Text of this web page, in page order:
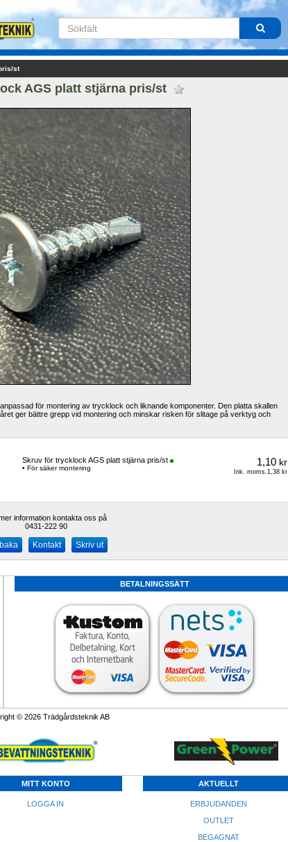
st
AGS platt stjärna pris/st
för montering av trycklock och liknande komponenter. Den platta skallen
ger bättre grepp vid montering och minskar risken för slitage på verktyg och
Skruv för trycklock AGS platt stjärna pris/st
• För säker montering
1,10kr
Ink. moms.1,38 kr
information kontakta oss på
0431-222 90
Kontakt Skriv ut
BETALNINGSSÄTT
© 2026 Trädgårdsteknik AB
MITT KONTO
LOGGA IN
AKTUELLT
ERBJUDANDEN
OUTLET
BEGAGNAT